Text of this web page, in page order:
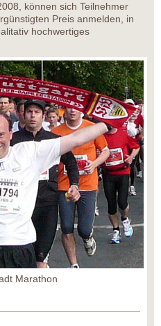
können sich Teilnehmer
Preis anmelden, in
hochwertiges
Marathon